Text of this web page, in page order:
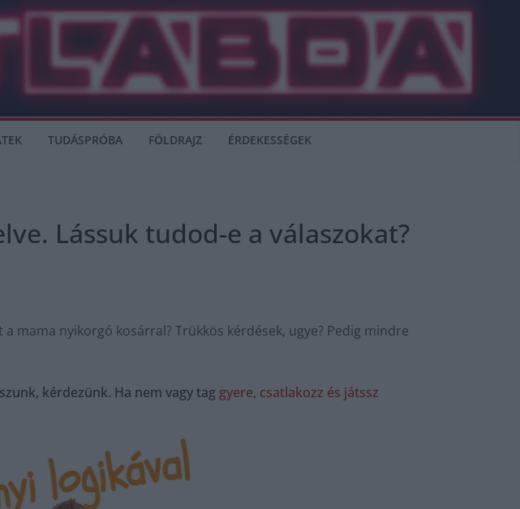
TUDÁSPRÓBA FÖLDRAJZ ÉRDEKESSÉGEK
Lássuk tudod-e a válaszokat?
mama nyikorgó kosárral? Trükkös kérdések, ugye? Pedig mindre
kérdezünk. Ha nem vagy tag gyere, csatlakozz és játssz